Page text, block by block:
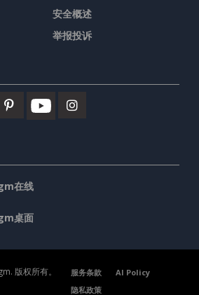
安全概述
举报投诉
在线
桌面
版权所有。 服务条款
AI Policy
隐私政策